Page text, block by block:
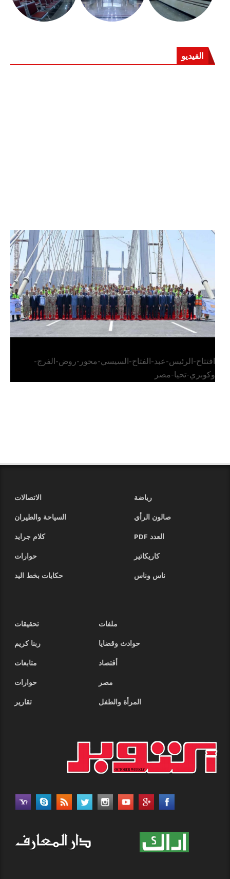
الفيديو
الرئيس عبد الفتاح السيسي يفتتح محور روض الفرج
وكوبري تحيا مصر
افتتاح-الرئيس-عبد-الفتاح-السيسي-محور-روض-الفرج-
وكوبري-تحيا-مصر
رياضة
الاتصالات
صالون الرأي
السياحة والطيران
العدد PDF
كلام جرايد
كاريكاتير
حوارات
ناس وناس
حكايات بخط اليد
ملفات
تحقيقات
حوادث وقضايا
ربنا كريم
أقتصاد
متابعات
مصر
حوارات
المرأة والطفل
تقارير